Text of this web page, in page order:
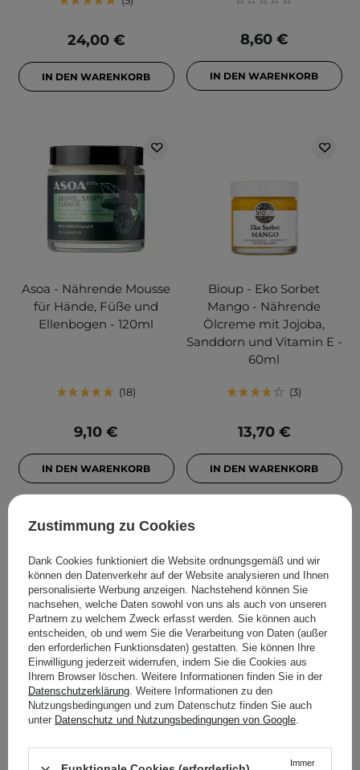
24,00 €
IN DEN WARENKORB
8,60 €
IN DEN WARENKORB
Asoa - Nährende Mousse
für Hände, Füße und
Ellenbogen - 120ml
18
9,10 €
IN DEN WARENKORB
Bioup - Eko Sorbet
Mango - Nährende
Ölcreme mit Jojoba,
Sanddorn und Vitamin E -
60ml
3
13,70 €
IN DEN WARENKORB
Tolpa - Dermo Body Bust
- Auffüllendes
Busenserum - 150ml
Tołpa - Dermo Body
Cellulite - Nacht Turbo
Anti-Cellulite Creme -
1
Zustimmung zu Cookies
Dank Cookies funktioniert die Website ordnungsgemäß und wir
können den Datenverkehr auf der Website analysieren und Ihnen
personalisierte Werbung anzeigen. Nachstehend können Sie
nachsehen, welche Daten sowohl von uns als auch von unseren
Partnern zu welchem Zweck erfasst werden. Sie können auch
entscheiden, ob und wem Sie die Verarbeitung von Daten (außer
den erforderlichen Funktionsdaten) gestatten. Sie können Ihre
Einwilligung jederzeit widerrufen, indem Sie die Cookies aus
Ihrem Browser löschen. Weitere Informationen finden Sie in der
Datenschutzerklärung . Weitere Informationen zu den
Nutzungsbedingungen und zum Datenschutz finden Sie auch
unter Datenschutz und Nutzungsbedingungen von Google
Immer